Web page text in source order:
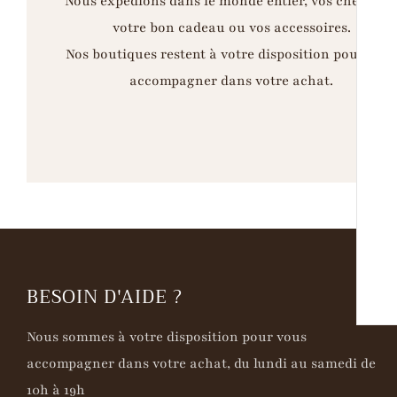
votre bon cadeau ou vos accessoires.
Nos boutiques restent à votre disposition pour vous
accompagner dans votre achat.
BESOIN D'AIDE ?
Nous sommes à votre disposition pour vous
accompagner dans votre achat, du lundi au samedi de
10h à 19h